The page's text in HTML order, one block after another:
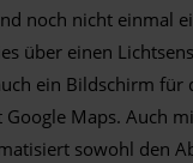
noch nicht einmal
über einen
ein Bildschirm für
Maps. Auch
sowohl den